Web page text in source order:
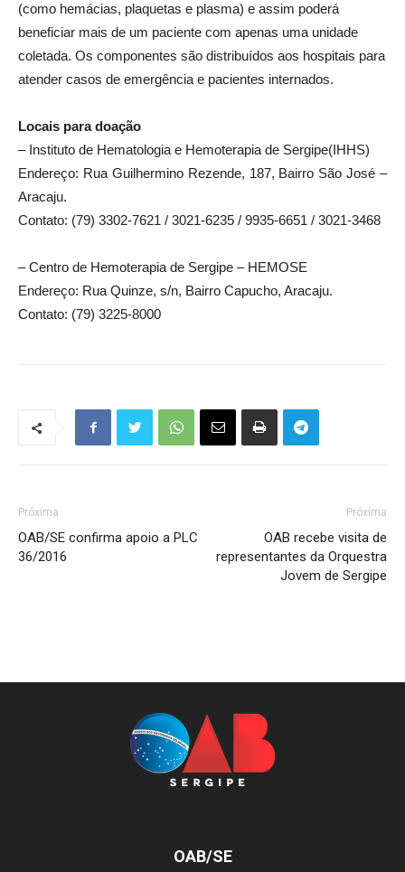
(como hemácias, plaquetas e plasma) e assim poderá
beneficiar mais de um paciente com apenas uma unidade
coletada. Os componentes são distribuídos aos hospitais para
atender casos de emergência e pacientes internados.
Locais para doação
– Instituto de Hematologia e Hemoterapia de Sergipe(IHHS)
Endereço: Rua Guilhermino Rezende, 187, Bairro São José –
Aracaju.
Contato: (79) 3302-7621 / 3021-6235 / 9935-6651 / 3021-3468
– Centro de Hemoterapia de Sergipe – HEMOSE
Endereço: Rua Quinze, s/n, Bairro Capucho, Aracaju.
Contato: (79) 3225-8000
Próxima
OAB/SE confirma apoio a PLC
36/2016
Próxima
OAB recebe visita de
representantes da Orquestra
Jovem de Sergipe
OAB/SE